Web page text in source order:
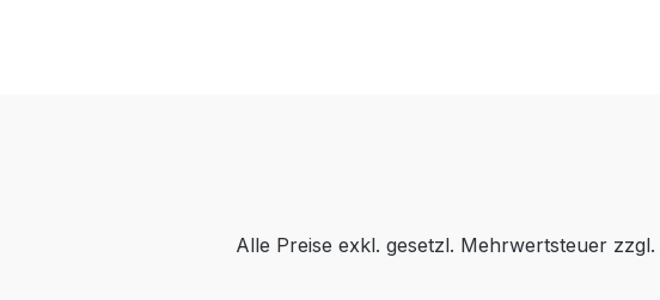
Alle Preise exkl. gesetzl. Mehrwertsteuer zzgl.